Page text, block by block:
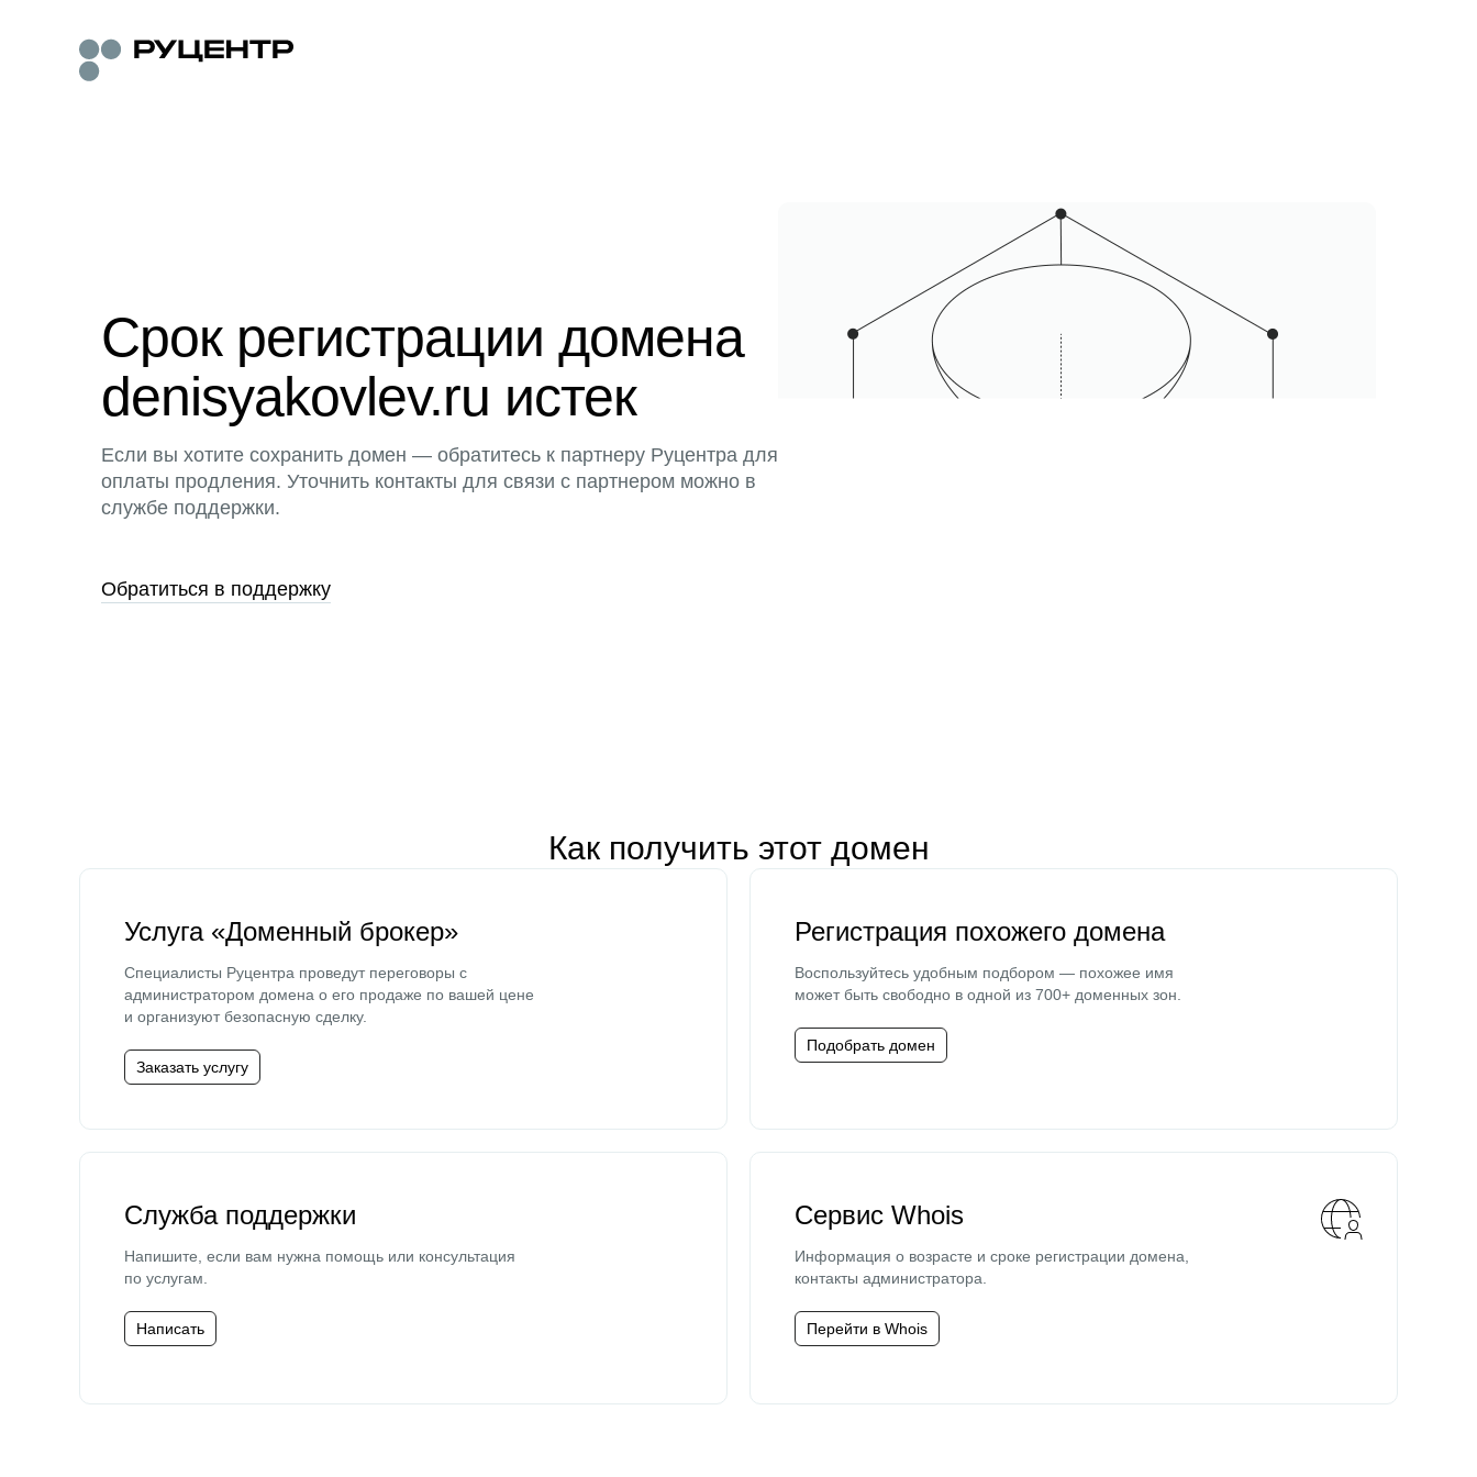
Срок регистрации домена
denisyakovlev.ru истек
Если вы хотите сохранить домен — обратитесь к партнеру Руцентра для
оплаты продления. Уточнить контакты для связи с партнером можно в
службе поддержки.
Обратиться в поддержку
Как получить этот домен
Услуга «Доменный брокер»
Специалисты Руцентра проведут переговоры с
администратором домена о его продаже по вашей цене
и организуют безопасную сделку.
Заказать услугу
Регистрация похожего домена
Воспользуйтесь удобным подбором — похожее имя
может быть свободно в одной из 700+ доменных зон.
Подобрать домен
Служба поддержки
Напишите, если вам нужна помощь или консультация
по услугам.
Написать
Сервис Whois
Информация о возрасте и сроке регистрации домена,
контакты администратора.
Перейти в Whois